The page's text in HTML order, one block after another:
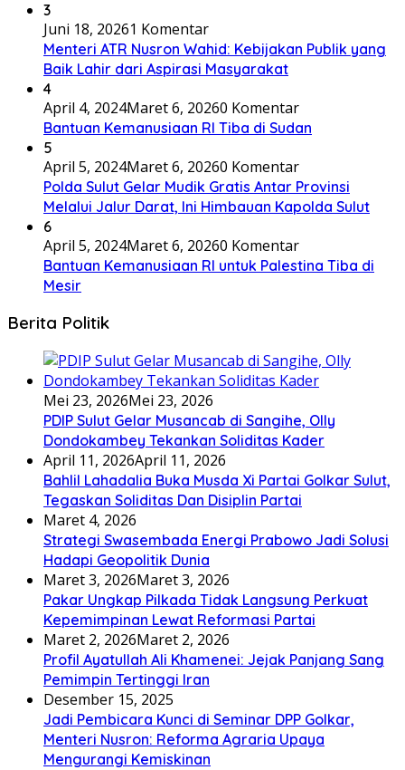
3
Juni 18, 20261 Komentar
Menteri ATR Nusron Wahid: Kebijakan Publik yang
Baik Lahir dari Aspirasi Masyarakat
4
April 4, 2024Maret 6, 20260 Komentar
Bantuan Kemanusiaan RI Tiba di Sudan
5
April 5, 2024Maret 6, 20260 Komentar
Polda Sulut Gelar Mudik Gratis Antar Provinsi
Melalui Jalur Darat, Ini Himbauan Kapolda Sulut
6
April 5, 2024Maret 6, 20260 Komentar
Bantuan Kemanusiaan RI untuk Palestina Tiba di
Mesir
Berita Politik
Mei 23, 2026Mei 23, 2026
PDIP Sulut Gelar Musancab di Sangihe, Olly
Dondokambey Tekankan Soliditas Kader
April 11, 2026April 11, 2026
Bahlil Lahadalia Buka Musda Xi Partai Golkar Sulut,
Tegaskan Soliditas Dan Disiplin Partai
Maret 4, 2026
Strategi Swasembada Energi Prabowo Jadi Solusi
Hadapi Geopolitik Dunia
Maret 3, 2026Maret 3, 2026
Pakar Ungkap Pilkada Tidak Langsung Perkuat
Kepemimpinan Lewat Reformasi Partai
Maret 2, 2026Maret 2, 2026
Profil Ayatullah Ali Khamenei: Jejak Panjang Sang
Pemimpin Tertinggi Iran
Desember 15, 2025
Jadi Pembicara Kunci di Seminar DPP Golkar,
Menteri Nusron: Reforma Agraria Upaya
Mengurangi Kemiskinan